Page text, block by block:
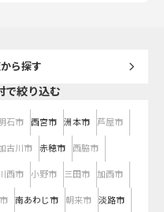
ら探す
で絞り込む
石市 西宮市 洲本市 芦屋市
古川市 赤穂市 西脇市
西市 小野市 三田市 加西市
南あわじ市 朝来市 淡路市